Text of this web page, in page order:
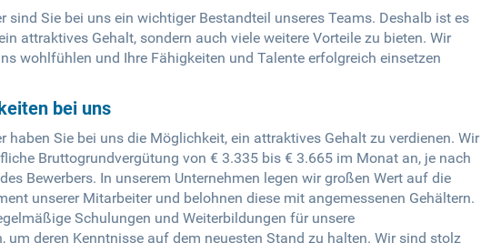
sind Sie bei uns ein wichtiger Bestandteil unseres Teams. Deshalb ist es
attraktives Gehalt, sondern auch viele weitere Vorteile zu bieten. Wir
wohlfühlen und Ihre Fähigkeiten und Talente erfolgreich einsetzen
bei uns
haben Sie bei uns die Möglichkeit, ein attraktives Gehalt zu verdienen. Wir
Bruttogrundvergütung von € 3.335 bis € 3.665 im Monat an, je nach
Bewerbers. In unserem Unternehmen legen wir großen Wert auf die
unserer Mitarbeiter und belohnen diese mit angemessenen Gehältern.
Schulungen und Weiterbildungen für unsere
um deren Kenntnisse auf dem neuesten Stand zu halten. Wir sind stolz